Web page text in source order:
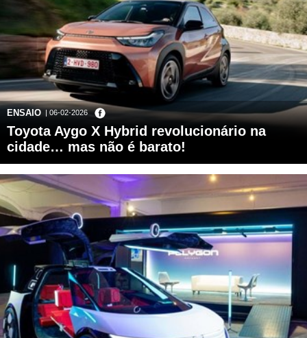
ENSAIO | 06-02-2026
Toyota Aygo X Hybrid revolucionário na
cidade… mas não é barato!